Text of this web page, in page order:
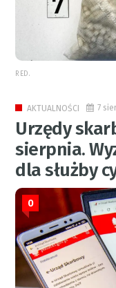
RED.
AKTUALNOŚCI 7
Urzędy
sierpnia.
dla służby
0